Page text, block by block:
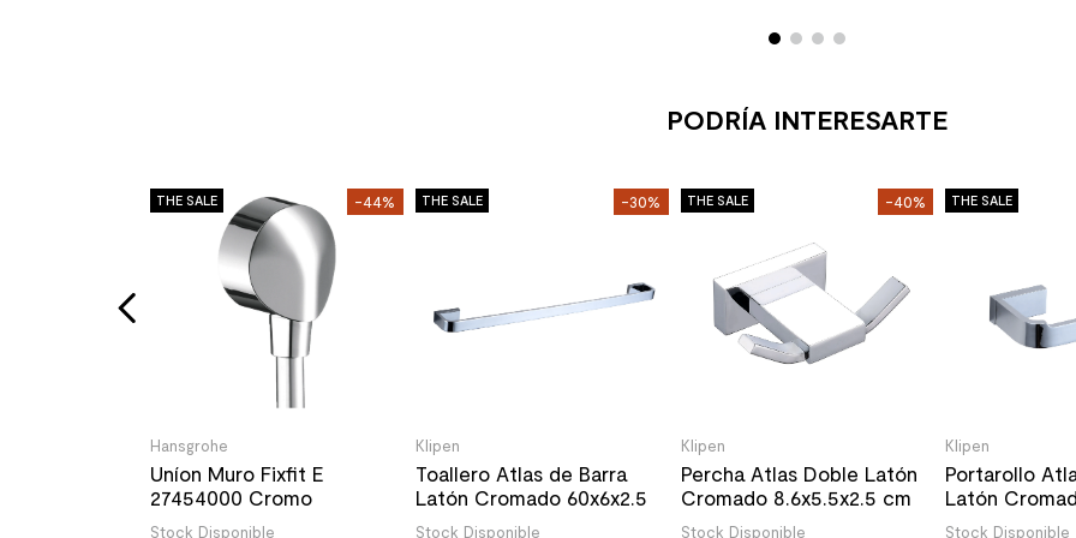
PODRÍA INTERESARTE
THE SALE -44%
Hansgrohe
Uníon Muro Fixfit E
27454000 Cromo
Stock Disponible
THE SALE -30%
Klipen
Toallero Atlas de Barra
Latón Cromado 60x6x2.5
cm
Stock Disponible
THE SALE -40%
Klipen
Percha Atlas Doble Latón
Cromado 8.6x5.5x2.5 cm
Stock Disponible
THE SALE
Klipen
Portarollo
Latón
14.7x6.8x2.5 cm
Stock Disponible